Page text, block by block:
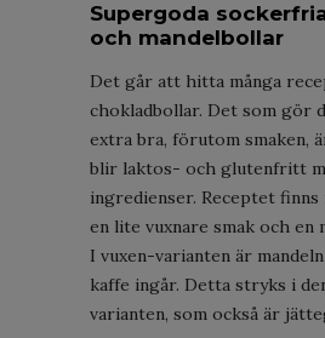
Supergoda
och mandelbollar
Det går att hitta många
chokladbollar. Det som gör
extra bra, förutom smaken,
blir laktos- och glutenfritt
ingredienser. Receptet finns
en lite vuxnare smak och en
I vuxen-varianten är
kaffe ingår. Detta stryks i
varianten, som också är